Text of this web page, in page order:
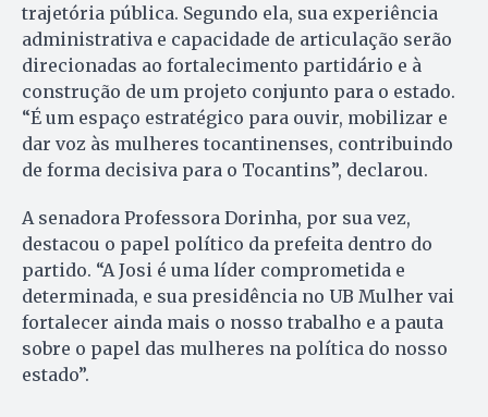
trajetória pública. Segundo ela, sua experiência
administrativa e capacidade de articulação serão
direcionadas ao fortalecimento partidário e à
construção de um projeto conjunto para o estado.
“É um espaço estratégico para ouvir, mobilizar e
dar voz às mulheres tocantinenses, contribuindo
de forma decisiva para o Tocantins”, declarou.
A senadora Professora Dorinha, por sua vez,
destacou o papel político da prefeita dentro do
partido. “A Josi é uma líder comprometida e
determinada, e sua presidência no UB Mulher vai
fortalecer ainda mais o nosso trabalho e a pauta
sobre o papel das mulheres na política do nosso
estado”.